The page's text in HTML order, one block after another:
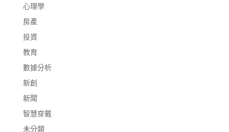
心理學
房產
投資
教育
數據分析
新創
新聞
智慧穿戴
未分類